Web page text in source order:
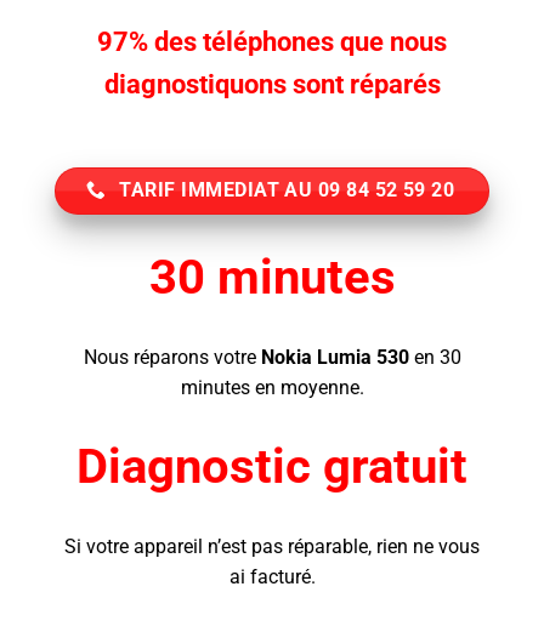
97% des téléphones que nous
diagnostiquons sont réparés
TARIF IMMEDIAT AU 09 84 52 59 20
30 minutes
Nous réparons votreNokia Lumia 530en 30
minutes en moyenne.
Diagnostic gratuit
Si votre appareil n’est pas réparable, rien ne vous
ai facturé.